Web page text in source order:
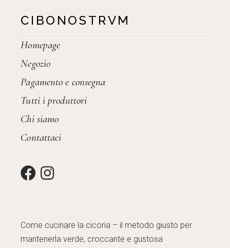
CIBONOSTRVM
Homepage
Negozio
Pagamento e consegna
Tutti i produttori
Chi siamo
Contattaci
Come cucinare la cicoria – il metodo giusto per
mantenerla verde, croccante e gustosa